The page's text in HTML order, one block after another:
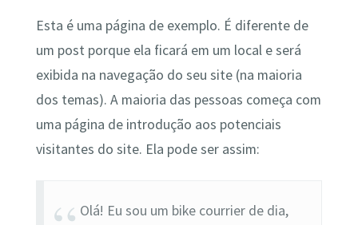
Esta é uma página de exemplo. É diferente de
um post porque ela ficará em um local e será
exibida na navegação do seu site (na maioria
dos temas). A maioria das pessoas começa com
uma página de introdução aos potenciais
visitantes do site. Ela pode ser assim:
Olá! Eu sou um bike courrier de dia,